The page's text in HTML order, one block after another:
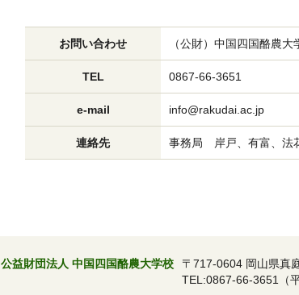
お問い合わせ （公財）中国四国酪農大
TEL 0867-66-3651
e-mail info@rakudai.ac.jp
連絡先 事務局 岸戸、有富、法
公益財団法人 中国四国酪農大学校
〒717-0604 岡山県真
TEL:0867-66-3651（